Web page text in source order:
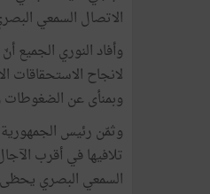
الاتصال السمعي
وأفاد النوري الجميع
لانجاح الاستحقاقات
وبمنأى عن الضغوطات
وثمّن رئيس
تلافيها في أقرب
السمعي البصري